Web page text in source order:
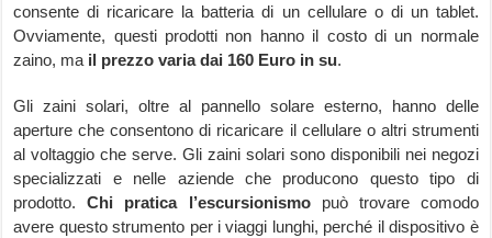
consente di ricaricare la batteria di un cellulare o di un tablet.
Ovviamente, questi prodotti non hanno il costo di un normale
zaino, ma il prezzo varia dai 160 Euro in su.
Gli zaini solari, oltre al pannello solare esterno, hanno delle
aperture che consentono di ricaricare il cellulare o altri strumenti
al voltaggio che serve. Gli zaini solari sono disponibili nei negozi
specializzati e nelle aziende che producono questo tipo di
prodotto.Chi pratica l’escursionismopuò trovare comodo
avere questo strumento per i viaggi lunghi, perché il dispositivo è